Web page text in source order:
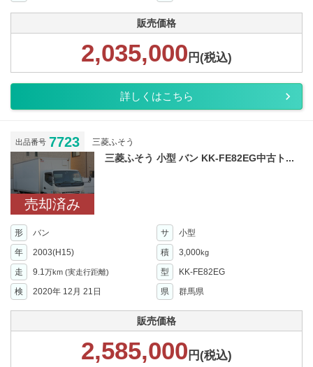
販売価格
2,035,000 円(税込)
詳しくはこちら
出品番号 7723 三菱ふそう
売却済み
三菱ふそう 小型 バン KK-FE82EG中古ト...
形 バン サ
小型
年
2003(H15) 積 3,000kg
走 9.1万km (実走行距離) 型
KK-FE82EG
検
2020年 12月 21日 県 群馬県
販売価格
2,585,000 円(税込)